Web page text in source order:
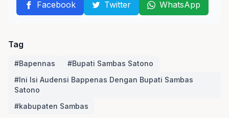
Facebook Twitter WhatsApp
Tag
#Bapennas
#Bupati Sambas Satono
#Ini Isi Audensi Bappenas Dengan Bupati Sambas
Satono
#kabupaten Sambas